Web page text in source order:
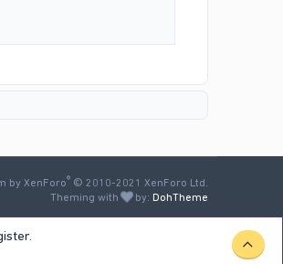
by XenForo® © 2010-2021 XenForo Ltd.
Theming with
by: DohTheme
TOP